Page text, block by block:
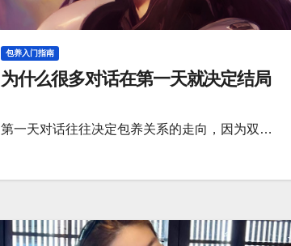
包养入门指南
为什么很多对话在第一天就决定结局
第一天对话往往决定包养关系的走向，因为双…